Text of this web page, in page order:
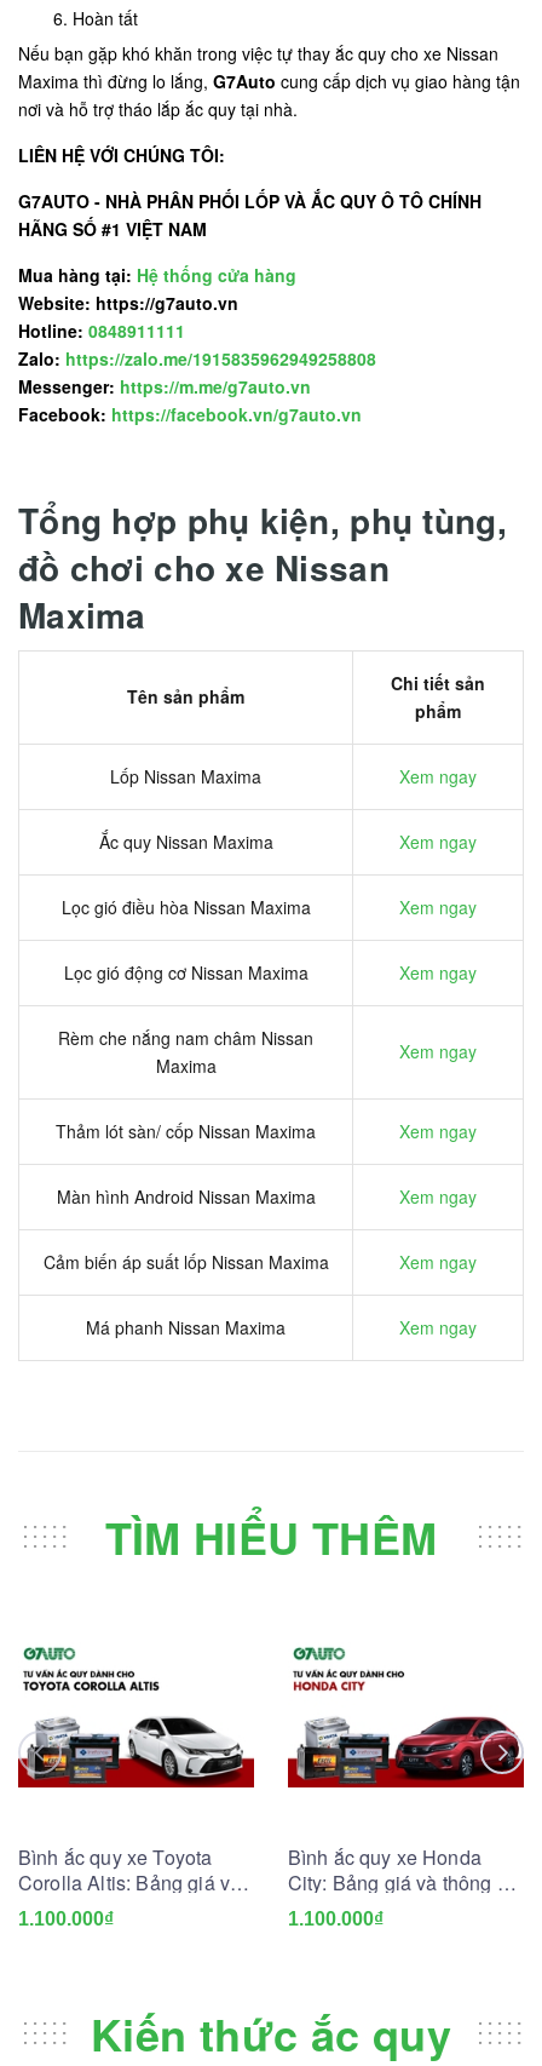
Hoàn tất
Nếu bạn gặp khó khăn trong việc tự thay ắc quy cho xe Nissan
Maxima thì đừng lo lắng, G7Auto cung cấp dịch vụ giao hàng tận
nơi và hỗ trợ tháo lắp ắc quy tại nhà.
LIÊN HỆ VỚI CHÚNG TÔI:
G7AUTO - NHÀ PHÂN PHỐI LỐP VÀ ẮC QUY Ô TÔ CHÍNH
HÃNG SỐ #1 VIỆT NAM
Mua hàng tại: Hệ thống cửa hàng
Website: https://g7auto.vn
Hotline: 0848911111
Zalo: https://zalo.me/1915835962949258808
Messenger: https://m.me/g7auto.vn
Facebook: https://facebook.vn/g7auto.vn
Tổng hợp phụ kiện, phụ tùng,
đồ chơi cho xe Nissan
Maxima
Tên sản phẩm
Chi tiết sản
phẩm
Lốp Nissan Maxima Xem ngay
Ắc quy Nissan Maxima Xem ngay
Lọc gió điều hòa Nissan Maxima Xem ngay
Lọc gió động cơ Nissan Maxima Xem ngay
Rèm che nắng nam châm Nissan
Maxima
Xem ngay
Thảm lót sàn/ cốp Nissan Maxima Xem ngay
Màn hình Android Nissan Maxima Xem ngay
Cảm biến áp suất lốp Nissan Maxima Xem ngay
Má phanh Nissan Maxima Xem ngay
TÌM HIỂU THÊM
Bình ắc quy xe Toyota
Corolla Altis: Bảng giá và
thông số kỹ thuật
1.100.000₫
Bình ắc quy xe Honda
City: Bảng giá và thông số
kỹ thuật
1.100.000₫
Kiến thức ắc quy